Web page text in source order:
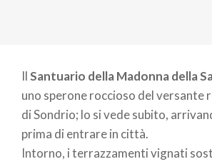
IlSantuario della Madonna della
uno sperone roccioso del versante
di Sondrio; lo si vede subito,
prima di entrare in città.
Intorno, i terrazzamenti vignati